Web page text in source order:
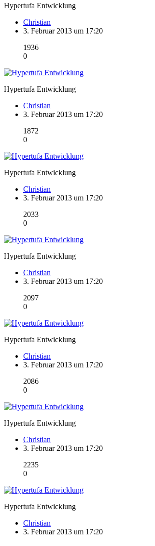
Hypertufa Entwicklung
Christian
3. Februar 2013 um 17:20
1936
0
Hypertufa Entwicklung
Christian
3. Februar 2013 um 17:20
1872
0
Hypertufa Entwicklung
Christian
3. Februar 2013 um 17:20
2033
0
Hypertufa Entwicklung
Christian
3. Februar 2013 um 17:20
2097
0
Hypertufa Entwicklung
Christian
3. Februar 2013 um 17:20
2086
0
Hypertufa Entwicklung
Christian
3. Februar 2013 um 17:20
2235
0
Hypertufa Entwicklung
Christian
3. Februar 2013 um 17:20